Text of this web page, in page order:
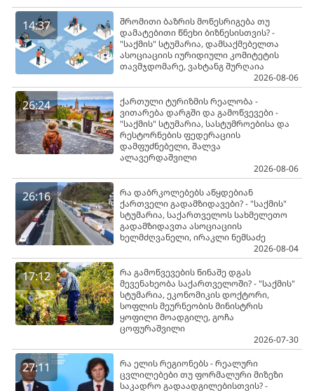
14:37
შრომითი ბაზრის მოწესრიგება თუ
დამატებითი წნეხი ბიზნესისთვის? -
"საქმის" სტუმარია, დამსაქმებელთა
ასოციაციის იურიდიული კომიტეტის
თავმჯდომარე, ვახტანგ შურღაია
2026-08-06
26:24
ქართული ტურიზმის რეალობა -
ვითარება დარგში და გამოწვევები -
"საქმის" სტუმარია, სასტუმროებისა და
რესტორნების ფედერაციის
დამფუძნებელი, შალვა
ალავერდაშვილი
2026-08-06
26:16
რა დაბრკოლებებს აწყდებიან
ქართველი გადამზიდავები? - "საქმის"
სტუმარია, საქართველოს სახმელეთო
გადამზიდავთა ასოციაციის
ხელმძღვანელი, ირაკლი ნემსაძე
2026-08-04
17:12
რა გამოწვევების წინაშე დგას
მევენახეობა საქართველოში? - "საქმის"
სტუმარია, ეკონომიკის დოქტორი,
სოფლის მეურნეობის მინისტრის
ყოფილი მოადგილე, გოჩა
ცოფურაშვილი
2026-07-30
27:11
რა ელის რეგიონებს - რეალური
ცვლილებები თუ ფორმალური მიზეზი
საკადრო გადაადგილებისთვის? -